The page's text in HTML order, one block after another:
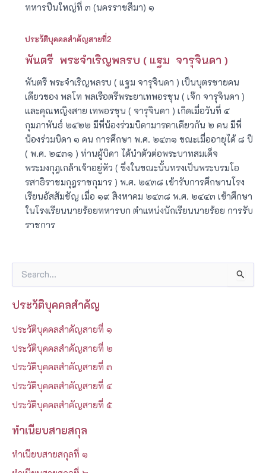
e
r
h
f
r
ประวัติบุคคลสำคัญ
ประวัติบุคคลสำคัญสายที่ ๑
ประวัติบุคคลสำคัญสายที่ ๒
ประวัติบุคคลสำคัญสายที่ ๓
ประวัติบุคคลสำคัญสายที่ ๔
ประวัติบุคคลสำคัญสายที่ ๕
ทำเนียบสายสกุล
ทำเนียบสายสกุลที่ ๑
ทหารปืนใหญ่ที่ ๓ (นครราชสีมา) ๑
ประวัติบุคคลสำคัญสายที่2
พันตรี พระจำเริญพลรบ ( แฐม จารุจินดา )
พันตรี พระจำเริญพลรบ ( แฐม จารุจินดา ) เป็นบุตรชายคน
เดียวของ พลโท พลเรือตรีพระยาเทพอรชุน ( เจ๊ก จารุจินดา )
และคุณหญิงสาย เทพอรชุน ( จารุจินดา ) เกิดเมื่อวันที่ ๔
กุมภาพันธ์ ๒๔๒๒ มีพี่น้องร่วมบิดามารดาเดียวกัน ๒ คน มีพี่
น้องร่วมบิดา ๑ คน การศึกษา พ.ศ. ๒๔๓๑ ขณะเมื่ออายุได้ ๘ ปี
( พ.ศ. ๒๔๓๑ ) ท่านผู้บิดา ได้นำตัวต่อพระบาทสมเด็จ
พระมงกุฎเกล้าเจ้าอยู่หัว ( ซึ่งในขณะนั้นทรงเป็นพระบรมโอ
รสาธิราชมกุฎราชกุมาร ) พ.ศ. ๒๔๓๘ เข้ารับการศึกษานโรง
เรียนอัสสัมชัญ เมื่อ ๑๙ สิงหาคม ๒๔๓๘ พ.ศ. ๒๔๔๓ เข้าศึกษา
ในโรงเรียนนายร้อยทหารบก ตำแหน่งนักเรียนนายร้อย การรับ
ราชการ